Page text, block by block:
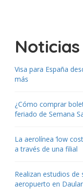
Visa para España
más
¿Cómo comprar
feriado de Semana
La aerolínea ‘low
a través de una filial
Realizan estudios
aeropuerto en Daular